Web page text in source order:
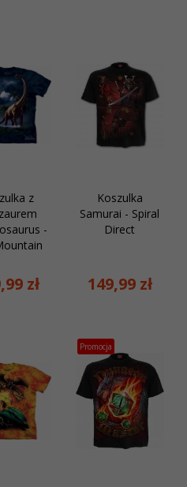
z
-
99 zł
Koszulka
Samurai - Spiral
Direct
149,99 zł
Promocja